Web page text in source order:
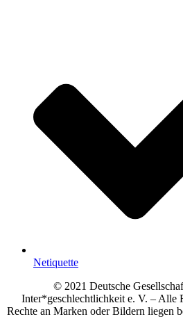
Netiquette
© 2021 Deutsche
Inter*geschlechtlichkeit e. V. – Alle
Rechte an Marken oder Bildern liegen